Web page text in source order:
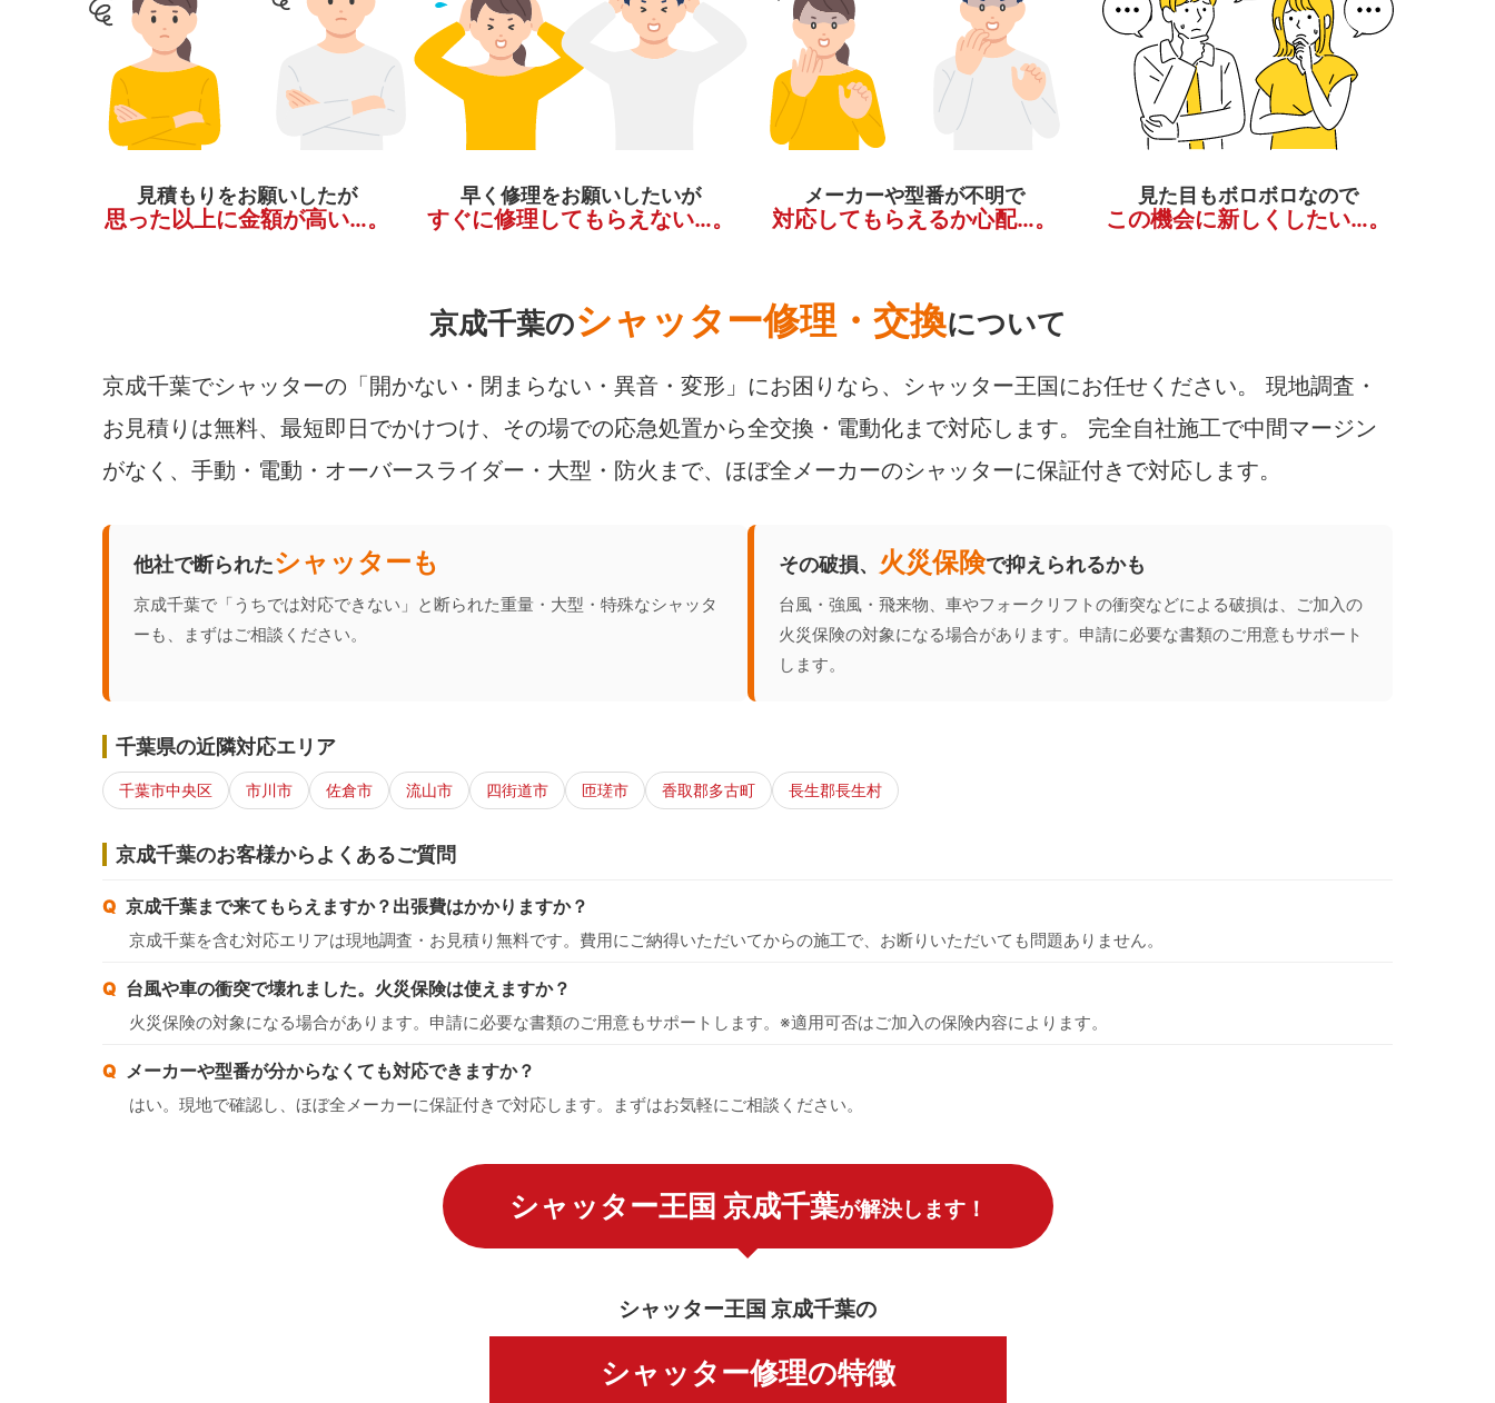
見積もりをお願いしたが
思った以上に金額が高い…。
早く修理をお願いしたいが
すぐに修理してもらえない…。
メーカーや型番が不明で
対応してもらえるか心配…。
見た目もボロボロなので
この機会に新しくしたい…。
京成千葉のシャッター修理・交換について
京成千葉でシャッターの「開かない・閉まらない・異音・変形」にお困りなら、シャッター王国にお任せください。 現地調査・
お見積りは無料、最短即日でかけつけ、その場での応急処置から全交換・電動化まで対応します。 完全自社施工で中間マージン
がなく、手動・電動・オーバースライダー・大型・防火まで、ほぼ全メーカーのシャッターに保証付きで対応します。
他社で断られたシャッターも
京成千葉で「うちでは対応できない」と断られた重量・大型・特殊なシャッタ
ーも、まずはご相談ください。
その破損、 火災保険で抑えられるかも
台風・強風・飛来物、車やフォークリフトの衝突などによる破損は、ご加入の
火災保険の対象になる場合があります。申請に必要な書類のご用意もサポート
します。
千葉県の近隣対応エリア
千葉市中央区 市川市 佐倉市 流山市 四街道市 匝瑳市 香取郡多古町 長生郡長生村
京成千葉のお客様からよくあるご質問
京成千葉まで来てもらえますか？出張費はかかりますか？
京成千葉を含む対応エリアは現地調査・お見積り無料です。費用にご納得いただいてからの施工で、お断りいただいても問題ありません。
台風や車の衝突で壊れました。火災保険は使えますか？
火災保険の対象になる場合があります。申請に必要な書類のご用意もサポートします。※適用可否はご加入の保険内容によります。
メーカーや型番が分からなくても対応できますか？
はい。現地で確認し、ほぼ全メーカーに保証付きで対応します。まずはお気軽にご相談ください。
シャッター王国 京成千葉が解決します！
シャッター王国 京成千葉の
シャッター修理の特徴